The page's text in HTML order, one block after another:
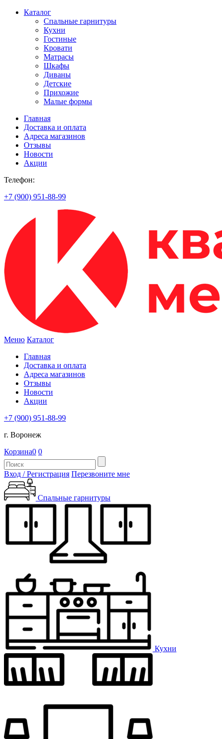
Каталог
Спальные гарнитуры
Кухни
Гостиные
Кровати
Матрасы
Шкафы
Диваны
Детские
Прихожие
Малые формы
Главная
Доставка и оплата
Адреса магазинов
Отзывы
Новости
Акции
Телефон:
+7 (900) 951-88-99
Меню Каталог
Главная
Доставка и оплата
Адреса магазинов
Отзывы
Новости
Акции
+7 (900) 951-88-99
г. Воронеж
Корзина0 0
Вход / Регистрация Перезвоните мне
Спальные гарнитуры
Кухни